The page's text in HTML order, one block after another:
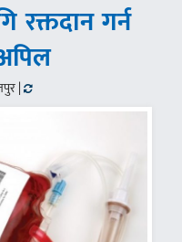
रक्तदान गर्न
|